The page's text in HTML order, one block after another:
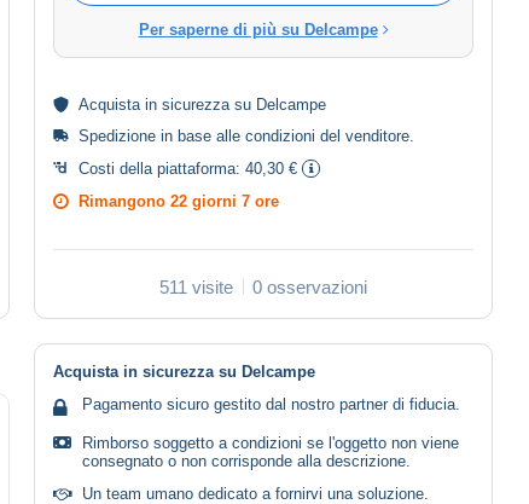
Per saperne di più su Delcampe
Acquista in sicurezza su Delcampe
Spedizione in base alle condizioni del venditore
Costi della piattaforma: 40,30 €
Rimangono 22 giorni 7 ore
511 visite 0 osservazioni
Acquista in sicurezza su Delcampe
Pagamento sicuro gestito dal nostro partner di fiducia.
Rimborso soggetto a condizioni se l'oggetto non viene
consegnato o non corrisponde alla descrizione.
Un team umano dedicato a fornirvi una soluzione.